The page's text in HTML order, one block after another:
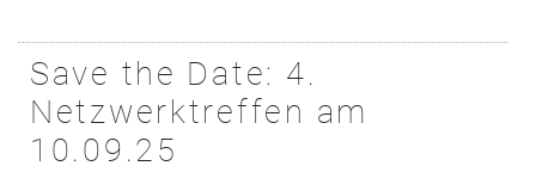
Save the Date: 4.
Netzwerktreffen am
10.09.25